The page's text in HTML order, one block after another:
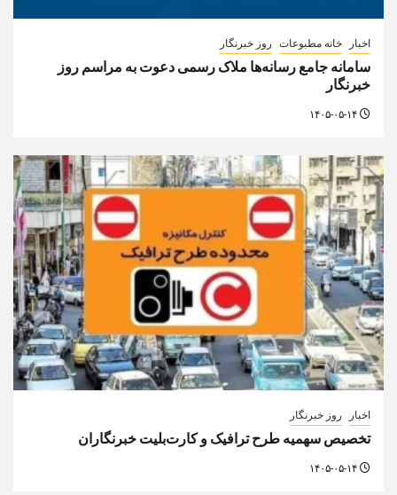
اخبار خانه مطبوعات روز خبرنگار
سامانه جامع رسانه‌ها ملاک رسمی دعوت به مراسم روز
خبرنگار
اخبار روز خبرنگار
تخصیص سهمیه طرح ترافیک و کارت‌بلیت خبرنگاران